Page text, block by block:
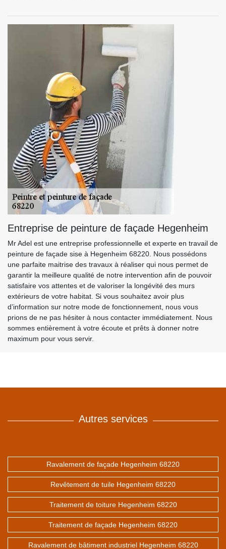
Entreprise de peinture de façade Hegenheim
Mr Adel est une entreprise professionnelle et experte en travail de
peinture de façade sise à Hegenheim 68220. Nous possédons
une parfaite maitrise des travaux à réaliser qui nous permet de
garantir la meilleure qualité de notre intervention afin de pouvoir
satisfaire vos attentes et de valoriser la longévité des murs
extérieurs de votre habitat. Si vous souhaitez avoir plus
d’information sur notre mode de fonctionnement, nous vous
prions de ne pas hésiter à nous contacter immédiatement. Nous
sommes entièrement à votre écoute et prêts à donner notre
maximum pour vous servir.
Autres services
Ravalement de façade Hegenheim 68220
Revêtement de tuile Hegenheim 68220
Traitement de toiture Hegenheim 68220
Traitement de façade Hegenheim 68220
Ravalement de bâtiment industriel Hegenheim 68220